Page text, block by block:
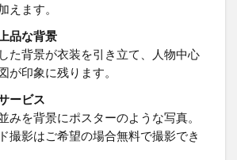
えます。
品な背景
た背景が衣装を引き立て、人物中心
が印象に残ります。
ービス
みを背景にポスターのような写真。
撮影はご希望の場合無料で撮影でき